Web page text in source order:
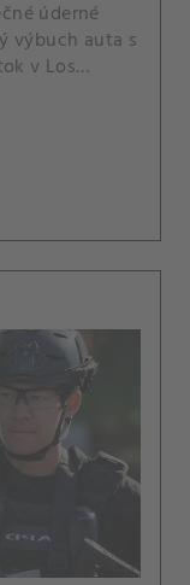
úderné
výbuch auta s
v Los